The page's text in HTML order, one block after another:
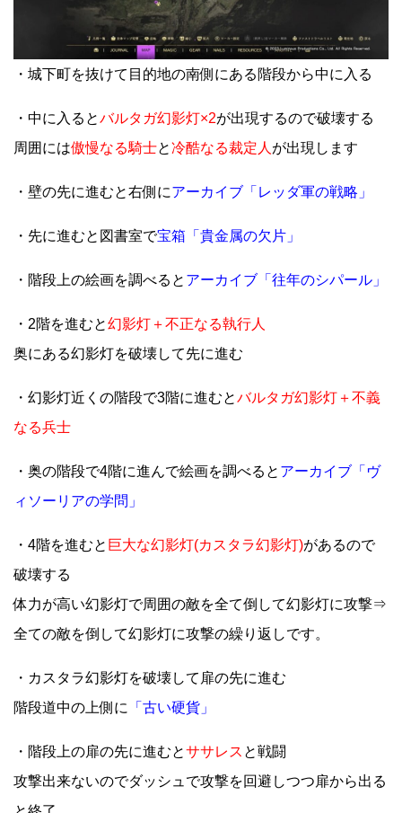
・城下町を抜けて目的地の南側にある階段から中に入る
・中に入るとバルタガ幻影灯×2が出現するので破壊する
周囲には傲慢なる騎士と冷酷なる裁定人 が出現します
・壁の先に進むと右側にアーカイブ「レッダ軍の戦略」
・先に進むと図書室で宝箱「貴金属の欠片」
・階段上の絵画を調べると アーカイブ「往年のシパール」
・2階を進むと幻影灯＋不正なる執行人
奥にある幻影灯を破壊して先に進む
・幻影灯近くの階段で3階に進むとバルタガ幻影灯＋不義
なる兵士
・奥の階段で4階に進んで絵画を調べると アーカイブ「ヴ
ィソーリアの学問」
・4階を進むと 巨大な幻影灯(カスタラ幻影灯)があるので
破壊する
体力が高い幻影灯で周囲の敵を全て倒して幻影灯に攻撃⇒
全ての敵を倒して幻影灯に攻撃の繰り返しです。
・カスタラ幻影灯を破壊して扉の先に進む
階段道中の上側に
「古い硬貨」
・階段上の扉の先に進むとササレス と戦闘
攻撃出来ないのでダッシュで攻撃を回避しつつ扉から出る